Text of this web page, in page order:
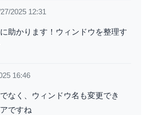
2025 12:31
助かります！ウィンドウを整理す
16:46
なく、ウィンドウ名も変更でき
ですね